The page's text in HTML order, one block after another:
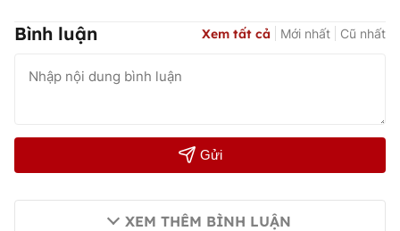
Bình luận Xem tất cả Mới nhất Cũ nhất
Gửi
XEM THÊM BÌNH LUẬN